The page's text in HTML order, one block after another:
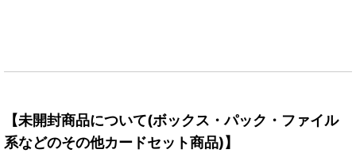
【未開封商品について(ボックス・パック・ファイル
系などのその他カードセット商品)】